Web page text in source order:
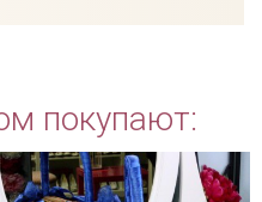
покупают: